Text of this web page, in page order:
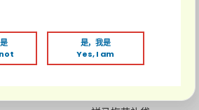
Partida Creus BS (Blanc
De Sumoll) 2020
RM 225.00
是，我是
Yes, I am